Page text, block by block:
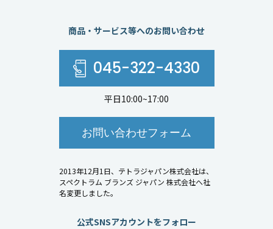
商品・サービス等へのお問い合わせ
045-322-4330
平日10:00~17:00
お問い合わせフォーム
2013年12月1日、テトラジャパン株式会社は、
スペクトラム ブランズ ジャパン 株式会社へ社
名変更しました。
公式SNSアカウントをフォロー